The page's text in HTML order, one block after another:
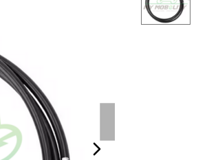
NEXT_SLIDE